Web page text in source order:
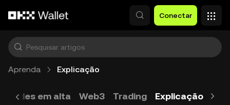
Conectar
Aprenda Explicação
em alta Web3 Trading Explicação